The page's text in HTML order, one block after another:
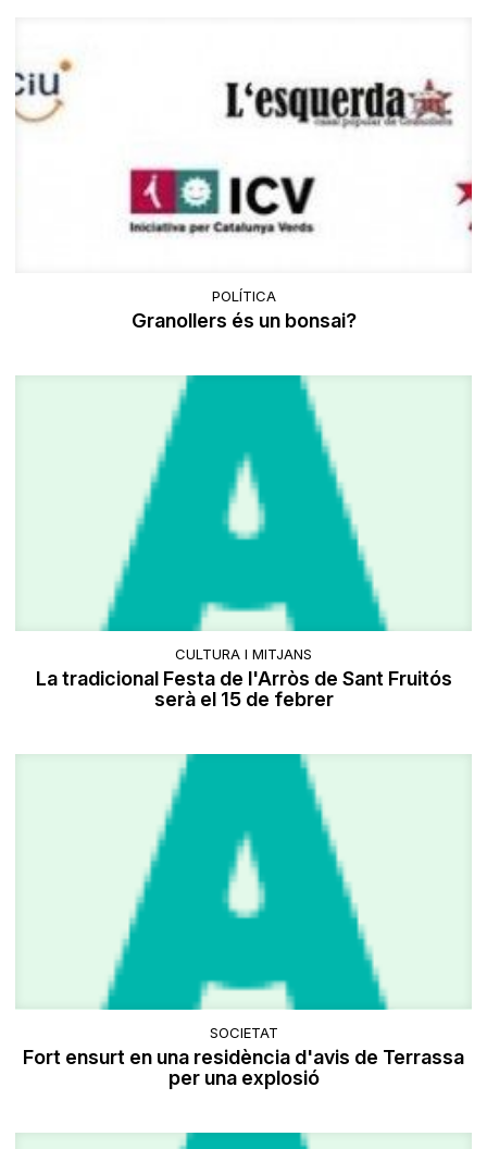
POLÍTICA
Granollers és un bonsai?
CULTURA I MITJANS
La tradicional Festa de l'Arròs de Sant Fruitós
serà el 15 de febrer
SOCIETAT
Fort ensurt en una residència d'avis de Terrassa
per una explosió